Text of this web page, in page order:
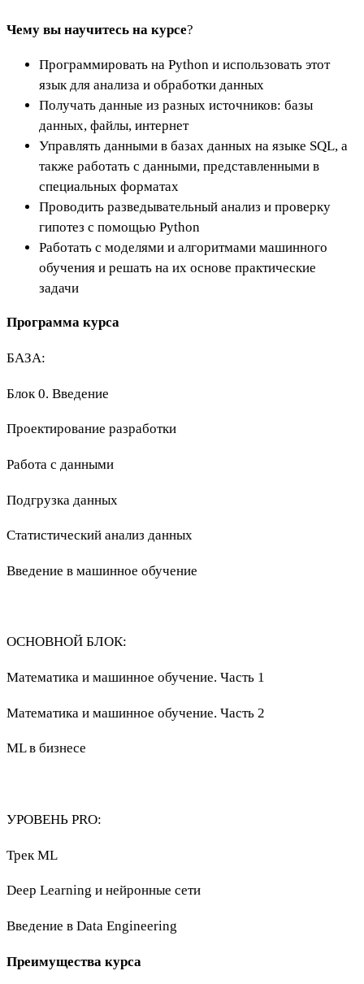
Чему вы научитесь на курсе?
Программировать на Python и использовать этот
язык для анализа и обработки данных
Получать данные из разных источников: базы
данных, файлы, интернет
Управлять данными в базах данных на языке SQL, а
также работать с данными, представленными в
специальных форматах
Проводить разведывательный анализ и проверку
гипотез с помощью Python
Работать с моделями и алгоритмами машинного
обучения и решать на их основе практические
задачи
Программа курса
БАЗА:
Блок 0. Введение
Проектирование разработки
Работа с данными
Подгрузка данных
Статистический анализ данных
Введение в машинное обучение
ОСНОВНОЙ БЛОК:
Математика и машинное обучение. Часть 1
Математика и машинное обучение. Часть 2
ML в бизнесе
УРОВЕНЬ PRO:
Трек ML
Deep Learning и нейронные сети
Введение в Data Engineering
Преимущества курса